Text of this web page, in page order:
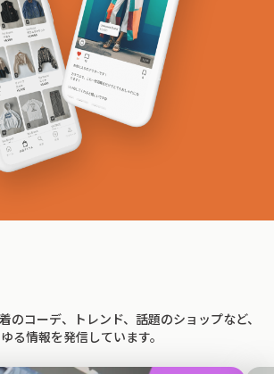
のコーデ、トレンド、話題のショップなど、
る情報を発信しています。